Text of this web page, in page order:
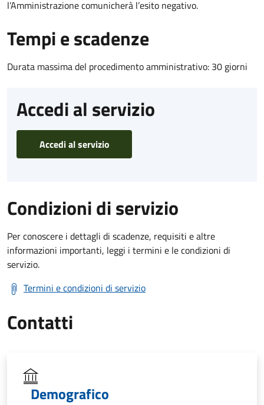
l’Amministrazione comunicherà l’esito negativo.
Tempi e scadenze
Durata massima del procedimento amministrativo: 30 giorni
Accedi al servizio
Accedi al servizio
Condizioni di servizio
Per conoscere i dettagli di scadenze, requisiti e altre
informazioni importanti, leggi i termini e le condizioni di
servizio.
Termini e condizioni di servizio
Contatti
Demografico